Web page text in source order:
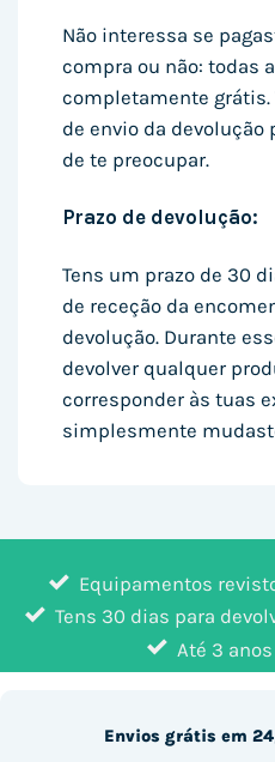
Não interessa se
compra ou não: todas
completamente grátis.
de envio da devolução
de te preocupar.
Prazo de devolução:
Tens um prazo de 30
de receção da
devolução. Durante
devolver qualquer
corresponder às tuas
simplesmente
Equipamentos
Tens 30 dias para
Até 3
Envios grátis em